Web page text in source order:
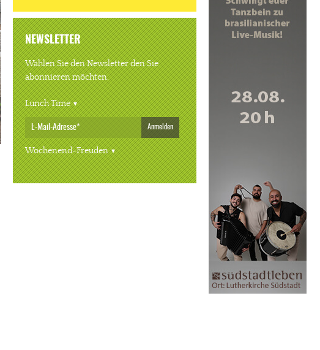
NEWSLETTER
Wählen Sie den Newsletter den Sie
abonnieren möchten.
Lunch Time
Anmelden
Wochenend-Freuden